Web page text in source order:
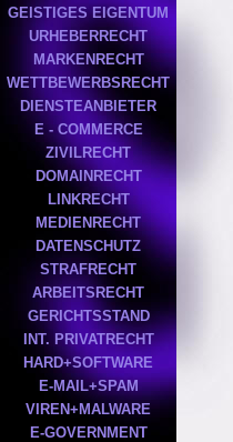
GEISTIGES EIGENTUM
URHEBERRECHT
MARKENRECHT
WETTBEWERBSRECHT
DIENSTEANBIETER
E - COMMERCE
ZIVILRECHT
DOMAINRECHT
LINKRECHT
MEDIENRECHT
DATENSCHUTZ
STRAFRECHT
ARBEITSRECHT
GERICHTSSTAND
INT. PRIVATRECHT
HARD+SOFTWARE
E-MAIL+SPAM
VIREN+MALWARE
E-GOVERNMENT